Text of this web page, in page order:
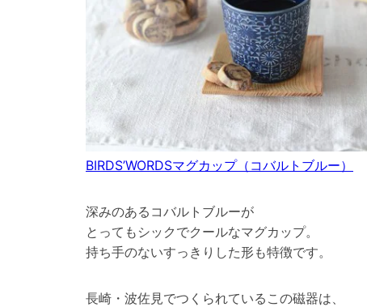
BIRDS’WORDSマグカップ（コバルトブルー）
深みのあるコバルトブルーが
とってもシックでクールなマグカップ。
持ち手のないすっきりした形も特徴です。
長崎・波佐見でつくられているこの磁器は、